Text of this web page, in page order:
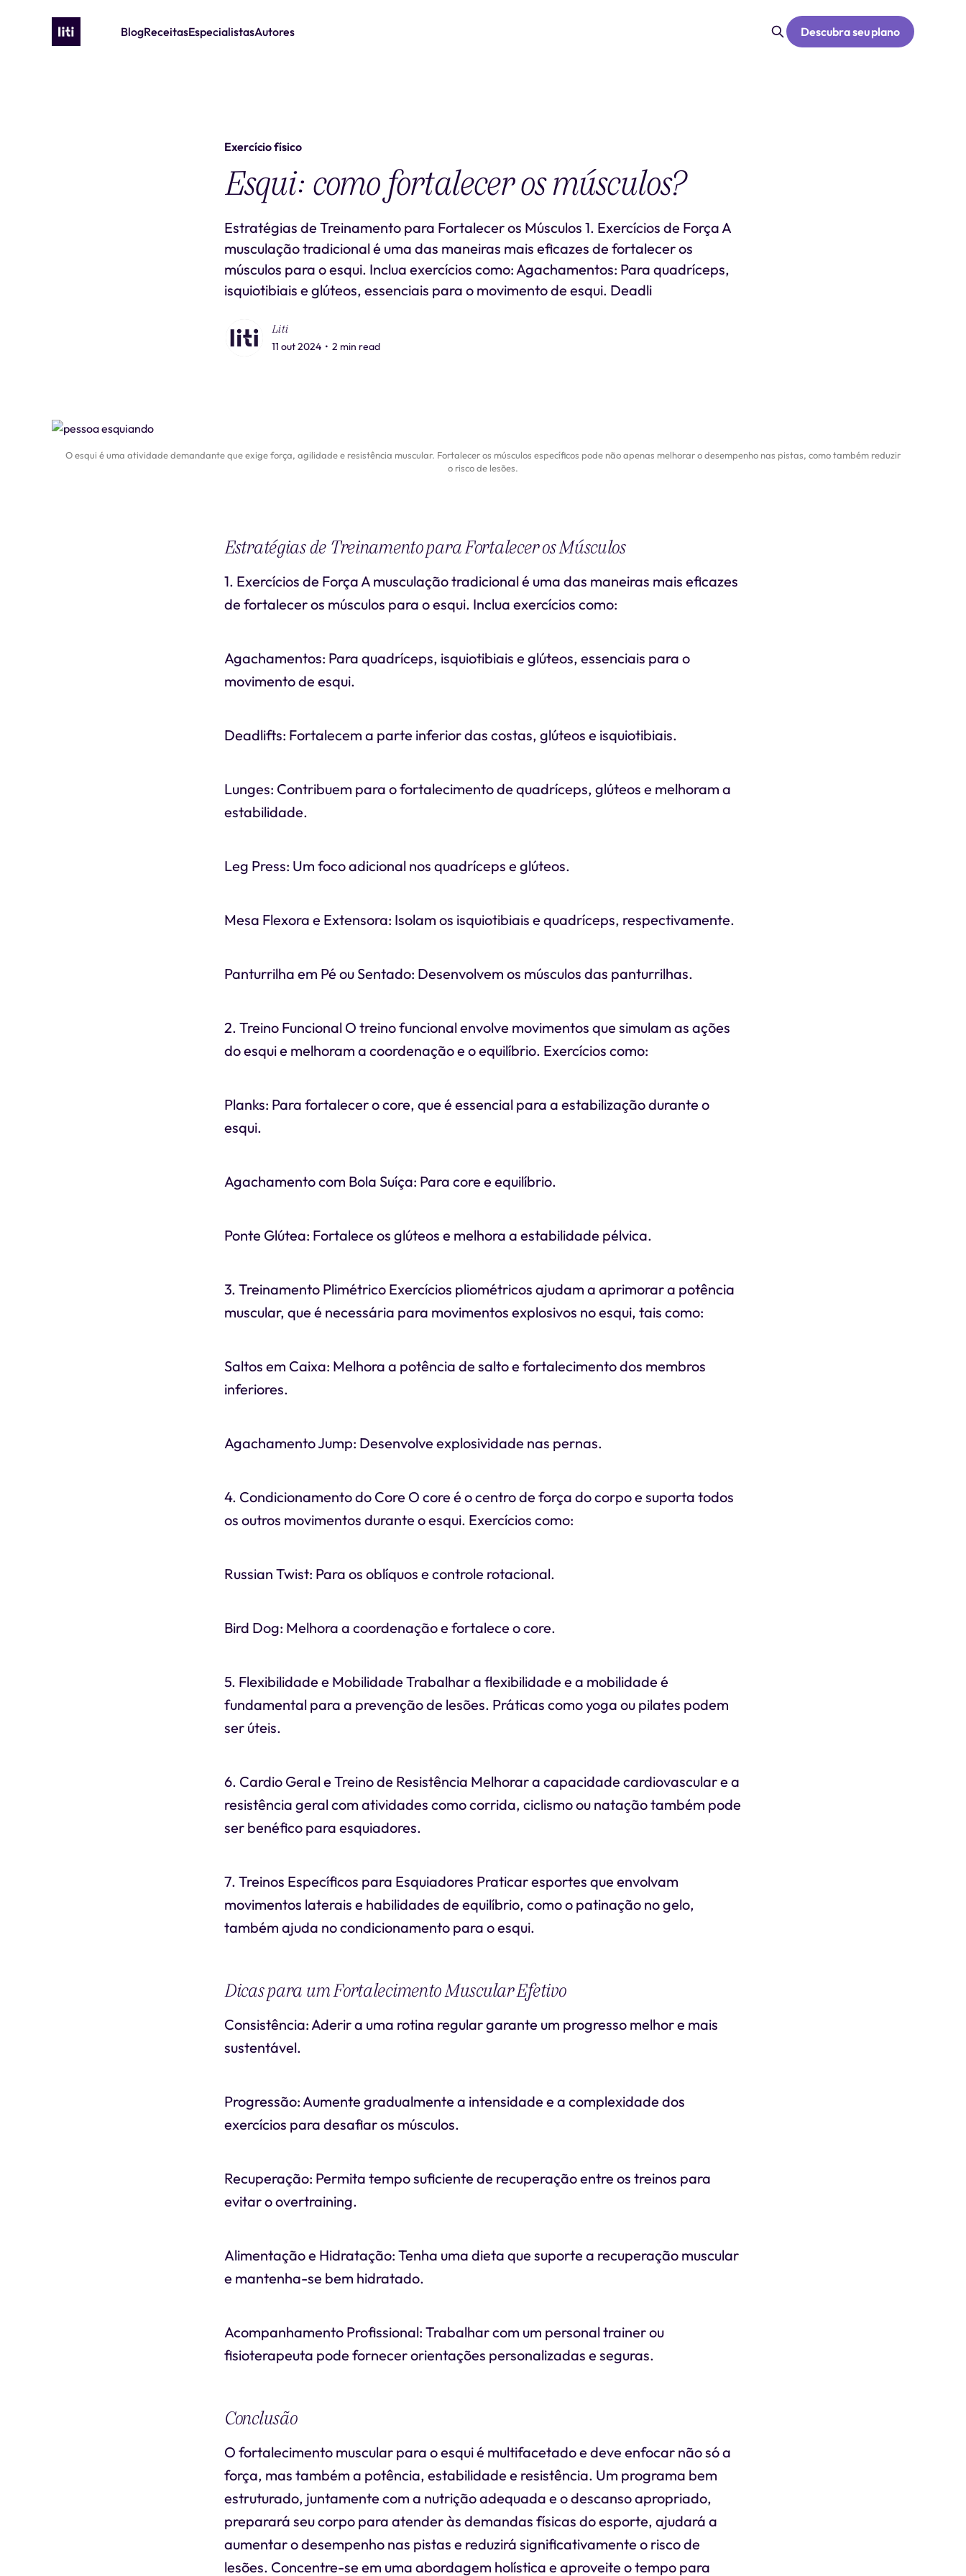
BlogReceitasEspecialistasAutores Descubra seu plano
Exercício físico
Esqui: como fortalecer os músculos?
Estratégias de Treinamento para Fortalecer os Músculos 1. Exercícios de Força A
musculação tradicional é uma das maneiras mais eficazes de fortalecer os
músculos para o esqui. Inclua exercícios como: Agachamentos: Para quadríceps,
isquiotibiais e glúteos, essenciais para o movimento de esqui. Deadli
Liti
11 out 2024 • 2 min read
O esqui é uma atividade demandante que exige força, agilidade e resistência muscular. Fortalecer os músculos específicos pode não apenas melhorar o desempenho nas pistas, como também reduzir
o risco de lesões.
Estratégias de Treinamento para Fortalecer os Músculos
1. Exercícios de Força A musculação tradicional é uma das maneiras mais eficazes
de fortalecer os músculos para o esqui. Inclua exercícios como:
Agachamentos: Para quadríceps, isquiotibiais e glúteos, essenciais para o
movimento de esqui.
Deadlifts: Fortalecem a parte inferior das costas, glúteos e isquiotibiais.
Lunges: Contribuem para o fortalecimento de quadríceps, glúteos e melhoram a
estabilidade.
Leg Press: Um foco adicional nos quadríceps e glúteos.
Mesa Flexora e Extensora: Isolam os isquiotibiais e quadríceps, respectivamente.
Panturrilha em Pé ou Sentado: Desenvolvem os músculos das panturrilhas.
2. Treino Funcional O treino funcional envolve movimentos que simulam as ações
do esqui e melhoram a coordenação e o equilíbrio. Exercícios como:
Planks: Para fortalecer o core, que é essencial para a estabilização durante o
esqui.
Agachamento com Bola Suíça: Para core e equilíbrio.
Ponte Glútea: Fortalece os glúteos e melhora a estabilidade pélvica.
3. Treinamento Plimétrico Exercícios pliométricos ajudam a aprimorar a potência
muscular, que é necessária para movimentos explosivos no esqui, tais como:
Saltos em Caixa: Melhora a potência de salto e fortalecimento dos membros
inferiores.
Agachamento Jump: Desenvolve explosividade nas pernas.
4. Condicionamento do Core O core é o centro de força do corpo e suporta todos
os outros movimentos durante o esqui. Exercícios como:
Russian Twist: Para os oblíquos e controle rotacional.
Bird Dog: Melhora a coordenação e fortalece o core.
5. Flexibilidade e Mobilidade Trabalhar a flexibilidade e a mobilidade é
fundamental para a prevenção de lesões. Práticas como yoga ou pilates podem
ser úteis.
6. Cardio Geral e Treino de Resistência Melhorar a capacidade cardiovascular e a
resistência geral com atividades como corrida, ciclismo ou natação também pode
ser benéfico para esquiadores.
7. Treinos Específicos para Esquiadores Praticar esportes que envolvam
movimentos laterais e habilidades de equilíbrio, como o patinação no gelo,
também ajuda no condicionamento para o esqui.
Dicas para um Fortalecimento Muscular Efetivo
Consistência: Aderir a uma rotina regular garante um progresso melhor e mais
sustentável.
Progressão: Aumente gradualmente a intensidade e a complexidade dos
exercícios para desafiar os músculos.
Recuperação: Permita tempo suficiente de recuperação entre os treinos para
evitar o overtraining.
Alimentação e Hidratação: Tenha uma dieta que suporte a recuperação muscular
e mantenha-se bem hidratado.
Acompanhamento Profissional: Trabalhar com um personal trainer ou
fisioterapeuta pode fornecer orientações personalizadas e seguras.
Conclusão
O fortalecimento muscular para o esqui é multifacetado e deve enfocar não só a
força, mas também a potência, estabilidade e resistência. Um programa bem
estruturado, juntamente com a nutrição adequada e o descanso apropriado,
preparará seu corpo para atender às demandas físicas do esporte, ajudará a
aumentar o desempenho nas pistas e reduzirá significativamente o risco de
lesões. Concentre-se em uma abordagem holística e aproveite o tempo para